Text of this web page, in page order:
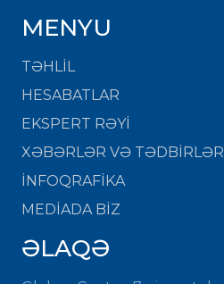
MENYU
TƏHLİL
HESABATLAR
EKSPERT RƏYİ
XƏBƏRLƏR VƏ TƏDBİRLƏR
İNFOQRAFİKA
MEDİADA BİZ
ƏLAQƏ